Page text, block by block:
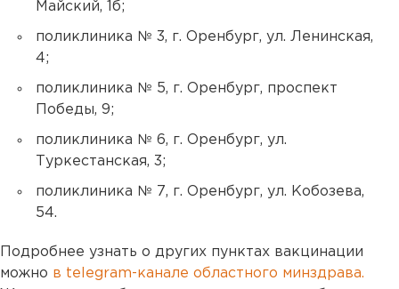
Майский, 1б;
поликлиника № 3, г. Оренбург, ул. Ленинская,
4;
поликлиника № 5, г. Оренбург, проспект
Победы, 9;
поликлиника № 6, г. Оренбург, ул.
Туркестанская, 3;
поликлиника № 7, г. Оренбург, ул. Кобозева,
54.
Подробнее узнать о других пунктах вакцинации
можно в telegram-канале областного минздрава.